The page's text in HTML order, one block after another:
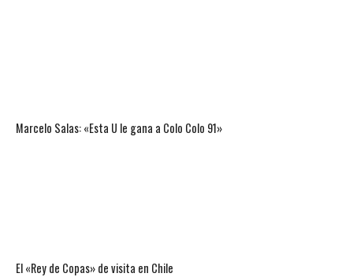
Marcelo Salas: «Esta U le gana a Colo Colo 91»
El «Rey de Copas» de visita en Chile